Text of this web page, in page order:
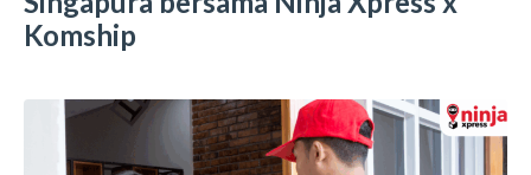
Komship